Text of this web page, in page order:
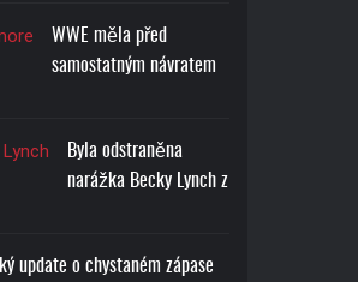
WWE měla před
samostatným návratem
Byla odstraněna
narážka Becky Lynch z
update o chystaném zápase